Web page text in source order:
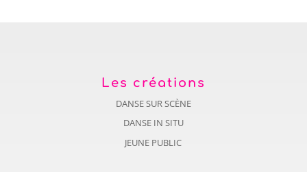
Les créations
DANSE SUR SCÈNE
DANSE IN SITU
JEUNE PUBLIC